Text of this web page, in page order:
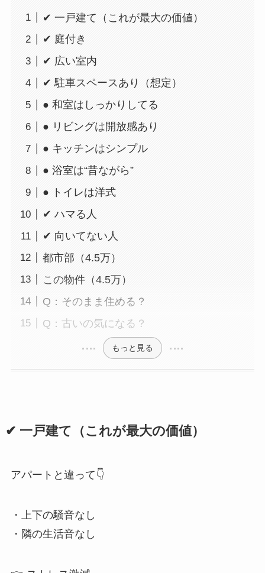
✔ 一戸建て（これが最大の価値）
✔ 庭付き
✔ 広い室内
✔ 駐車スペースあり（想定）
● 和室はしっかりしてる
● リビングは開放感あり
● キッチンはシンプル
● 浴室は“昔ながら”
● トイレは洋式
✔ ハマる人
✔ 向いてない人
都市部（4.5万）
この物件（4.5万）
Q：そのまま住める？
Q：古いの気になる？
もっと見る
✔ 一戸建て（これが最大の価値）
アパートと違って👇
・上下の騒音なし
・隣の生活音なし